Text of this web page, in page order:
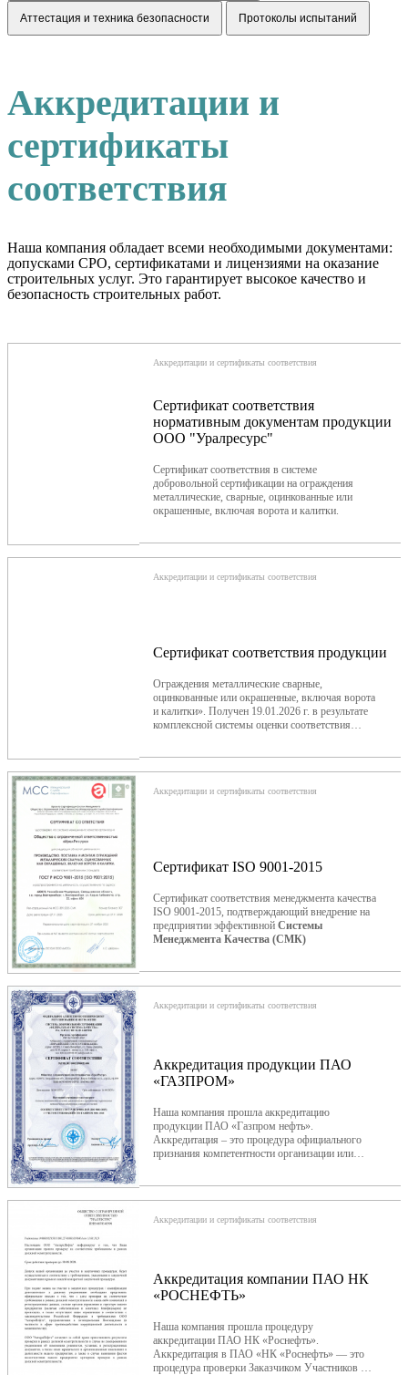
Аттестация и техника безопасности Протоколы испытаний
Аккредитации и
сертификаты
соответствия
Наша компания обладает всеми необходимыми документами:
допусками СРО, сертификатами и лицензиями на оказание
строительных услуг. Это гарантирует высокое качество и
безопасность строительных работ.
Аккредитации и сертификаты соответствия
Сертификат соответствия
нормативным документам продукции
ООО "Уралресурс"
Сертификат соответствия в системе
добровольной сертификации на ограждения
металлические, сварные, оцинкованные или
окрашенные, включая ворота и калитки.
Аккредитации и сертификаты соответствия
Сертификат соответствия продукции
Ограждения металлические сварные,
оцинкованные или окрашенные, включая ворота
и калитки». Получен 19.01.2026 г. в результате
комплексной системы оценки соответствия
Аккредитации и сертификаты соответствия
Сертификат ISO 9001-2015
Сертификат соответствия менеджмента качества
ISO 9001-2015, подтверждающий внедрение на
предприятии эффективной Системы
Менеджмента Качества (СМК)
Аккредитации и сертификаты соответствия
Аккредитация продукции ПАО
«ГАЗПРОМ»
Наша компания прошла аккредитацию
продукции ПАО «Газпром нефть».
Аккредитация – это процедура официального
признания компетентности организации или
стандартам и нормативам. Аккредитация
Аккредитации и сертификаты соответствия
Аккредитация компании ПАО НК
«РОСНЕФТЬ»
Наша компания прошла процедуру
аккредитации ПАО НК «Роснефть».
Аккредитация в ПАО «НК «Роснефть» — это
процедура проверки Заказчиком Участников на